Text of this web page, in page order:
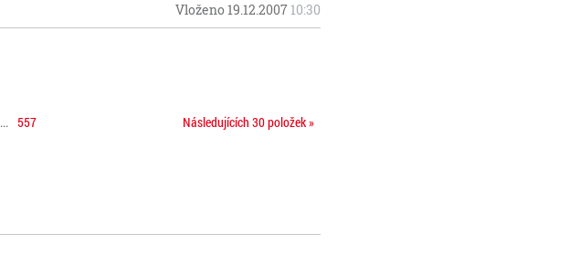
Vloženo 19.12.2007 10:30
Následujících 30 položek »
... 557